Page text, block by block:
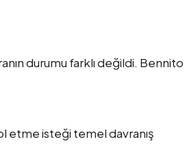
durumu farklı değildi. Bennito
etme isteği temel davranış